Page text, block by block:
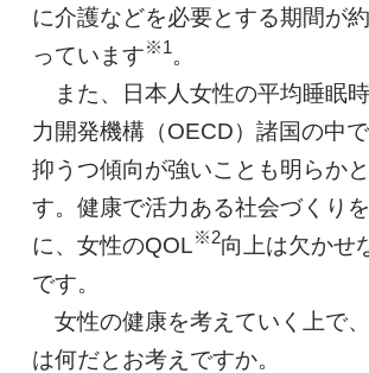
に介護などを必要とする期間が
っています※1。
また、日本人女性の平均睡眠
力開発機構（OECD）諸国の中で
抑うつ傾向が強いことも明らか
す。健康で活力ある社会づくり
に、女性のQOL※2向上は欠かせ
です。
女性の健康を考えていく上で
は何だとお考えですか。